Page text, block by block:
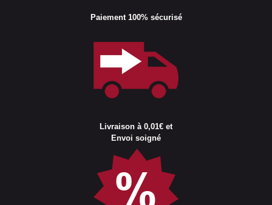
Paiement 100% sécurisé
Livraison à 0,01€ et
Envoi soigné